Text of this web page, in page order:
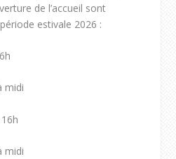
de l’accueil sont
estivale 2026 :
midi
midi